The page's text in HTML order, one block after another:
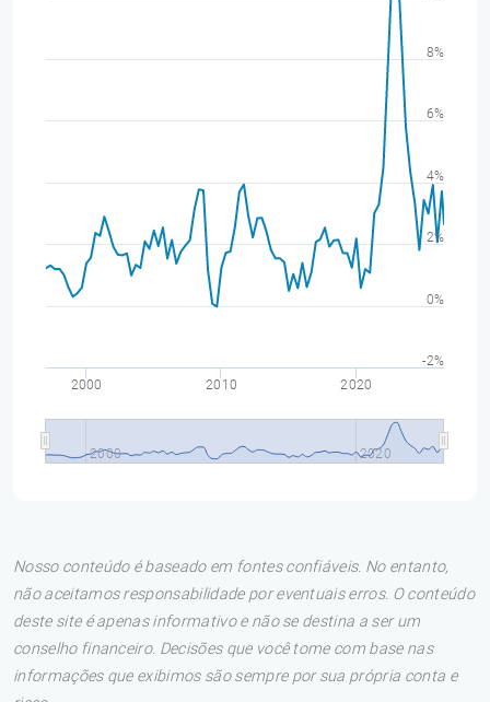
2000 2010 2020
2000 2020
-2%
0%
2%
4%
6%
8%
Nosso conteúdo é baseado em fontes confiáveis. No entanto,
não aceitamos responsabilidade por eventuais erros. O conteúdo
deste site é apenas informativo e não se destina a ser um
conselho financeiro. Decisões que você tome com base nas
informações que exibimos são sempre por sua própria conta e